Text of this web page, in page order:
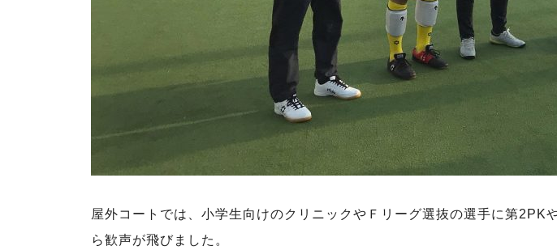
屋外コートでは、小学生向けのクリニックやＦリーグ選抜の選手に第
ら歓声が飛びました。